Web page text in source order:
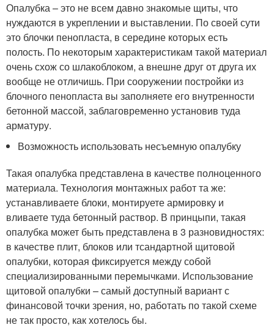
Опалубка – это не всем давно знакомые щиты, что
нуждаются в укреплении и выставлении. По своей сути
это блочки пенопласта, в середине которых есть
полость. По некоторым характеристикам такой материал
очень схож со шлакоблоком, а внешне друг от друга их
вообще не отличишь. При сооружении постройки из
блочного пенопласта вы заполняете его внутренности
бетонной массой, заблаговременно установив туда
арматуру.
Возможность использовать несъемную опалубку
Такая опалубка представлена в качестве полноценного
материала. Технология монтажных работ та же:
устанавливаете блоки, монтируете армировку и
вливаете туда бетонный раствор. В принцыпи, такая
опалубка может быть представлена в 3 разновидностях:
в качестве плит, блоков или тсандартной щитовой
опалубки, которая фиксируется между собой
специализированными перемычками. Использование
щитовой опалубки – самый доступный вариант с
финансовой точки зрения, но, работать по такой схеме
не так просто, как хотелось бы.